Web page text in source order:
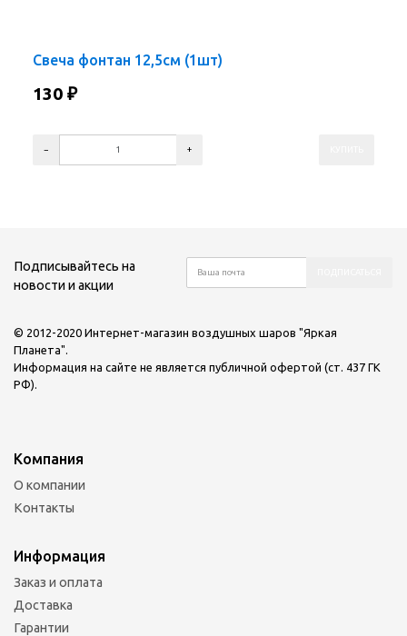
Свеча фонтан 12,5см (1шт)
130 ₽
Подписывайтесь на
новости и акции
© 2012-2020 Интернет-магазин воздушных шаров "Яркая
Планета".
Информация на сайте не является публичной офертой (ст. 437 ГК
РФ).
Компания
О компании
Контакты
Информация
Заказ и оплата
Доставка
Гарантии